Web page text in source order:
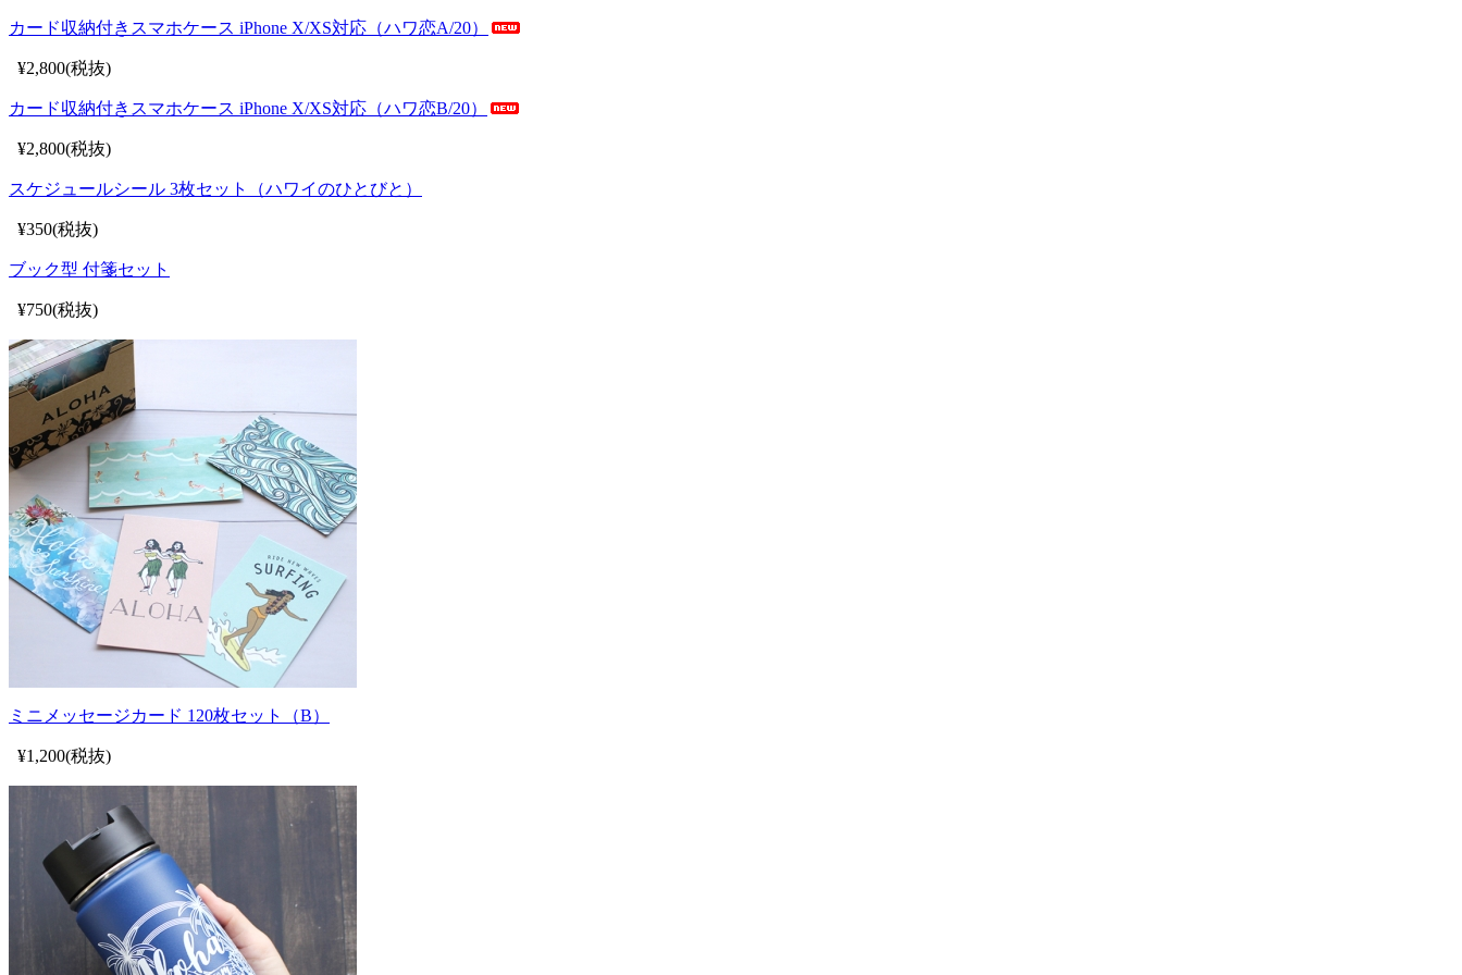
カード収納付きスマホケース iPhone X/XS対応（ハワ恋A/20）
¥2,800(税抜)
カード収納付きスマホケース iPhone X/XS対応（ハワ恋B/20）
¥2,800(税抜)
スケジュールシール 3枚セット（ハワイのひとびと）
¥350(税抜)
ブック型 付箋セット
¥750(税抜)
ミニメッセージカード 120枚セット（B）
¥1,200(税抜)